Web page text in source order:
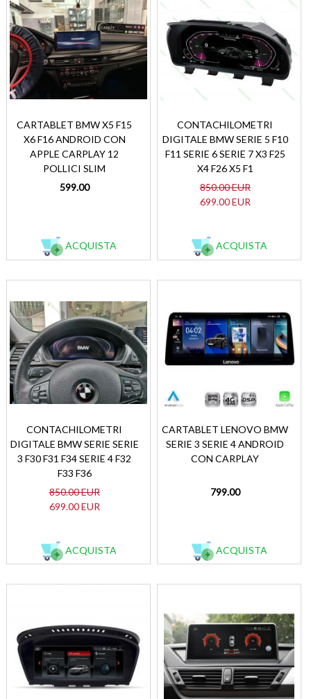
CARTABLET BMW X5 F15
X6 F16 ANDROID CON
APPLE CARPLAY 12
POLLICI SLIM
599.00
ACQUISTA
CONTACHILOMETRI
DIGITALE BMW SERIE 5 F10
F11 SERIE 6 SERIE 7 X3 F25
X4 F26 X5 F1
850.00 EUR
699.00 EUR
ACQUISTA
CONTACHILOMETRI
DIGITALE BMW SERIE SERIE
3 F30 F31 F34 SERIE 4 F32
F33 F36
850.00 EUR
699.00 EUR
ACQUISTA
CARTABLET LENOVO BMW
SERIE 3 SERIE 4 ANDROID
CON CARPLAY
799.00
ACQUISTA